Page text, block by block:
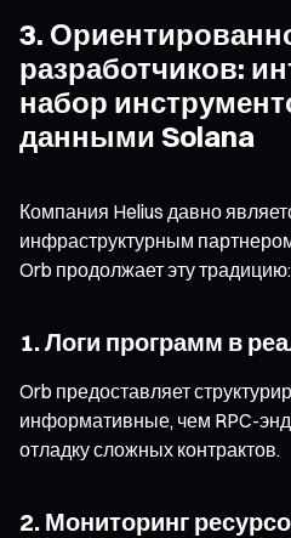
3.
разработчиков:
набор
данными Solana
Компания Helius давно
инфраструктурным
Orb продолжает эту традицию:
1. Логи программ в
Orb предоставляет
информативные, чем RPC-
отладку сложных контрактов.
2. Мониторинг